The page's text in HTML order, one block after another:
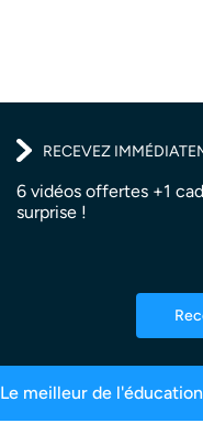
RECEVEZ
6 vidéos offertes +1
surprise !
de satisfaction